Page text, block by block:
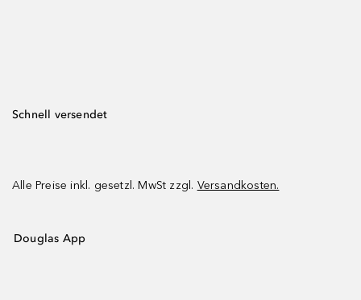
Schnell versendet
Alle Preise inkl. gesetzl. MwSt zzgl. Versandkosten.
Douglas App